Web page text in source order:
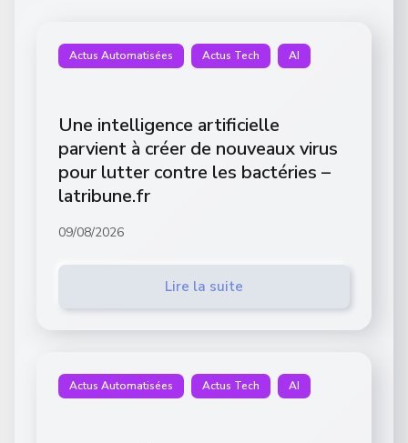
Actus Automatisées Actus Tech AI
Une intelligence artificielle
parvient à créer de nouveaux virus
pour lutter contre les bactéries –
latribune.fr
09/08/2026
Lire la suite
Actus Automatisées Actus Tech AI